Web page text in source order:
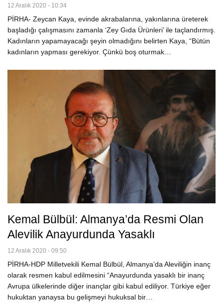
12 Aralık 2020 - 10:34
PİRHA- Zeycan Kaya, evinde akrabalarına, yakınlarına üreterek
başladığı çalışmasını zamanla ‘Zey Gıda Ürünleri’ ile taçlandırmış.
Kadınların yapamayacağı şeyin olmadığını belirten Kaya, “Bütün
kadınların yapması gerekiyor. Çünkü boş oturmak…
Kemal Bülbül: Almanya’da Resmi Olan
Alevilik Anayurdunda Yasaklı
12 Aralık 2020 - 09:50
PİRHA-HDP Milletvekili Kemal Bülbül, Almanya’da Aleviliğin inanç
olarak resmen kabul edilmesini “Anayurdunda yasaklı bir inanç
Avrupa ülkelerinde diğer inançlar gibi kabul ediliyor. Türkiye eğer
hukuktan yanaysa bu gelişmeyi hukuksal bir…